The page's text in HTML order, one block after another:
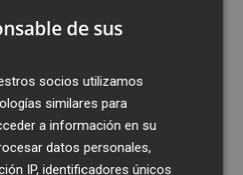
de sus
socios utilizamos
similares para
a información en su
datos personales,
IP, identificadores únicos